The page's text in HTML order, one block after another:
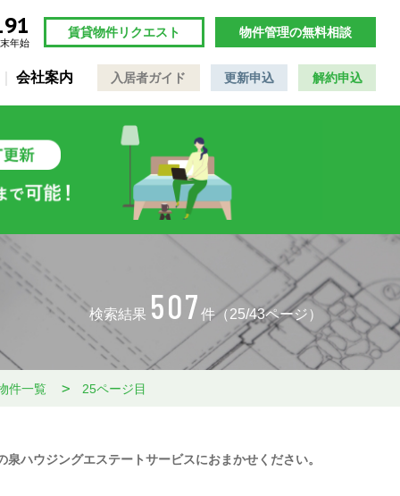
年始
賃貸物件リクエスト 物件管理の無料相談
会社案内 入居者ガイド 更新申込 解約申込
検索結果 507 件（25/43ページ）
件一覧 25ページ目
ハウジングエステートサービスにおまかせください。